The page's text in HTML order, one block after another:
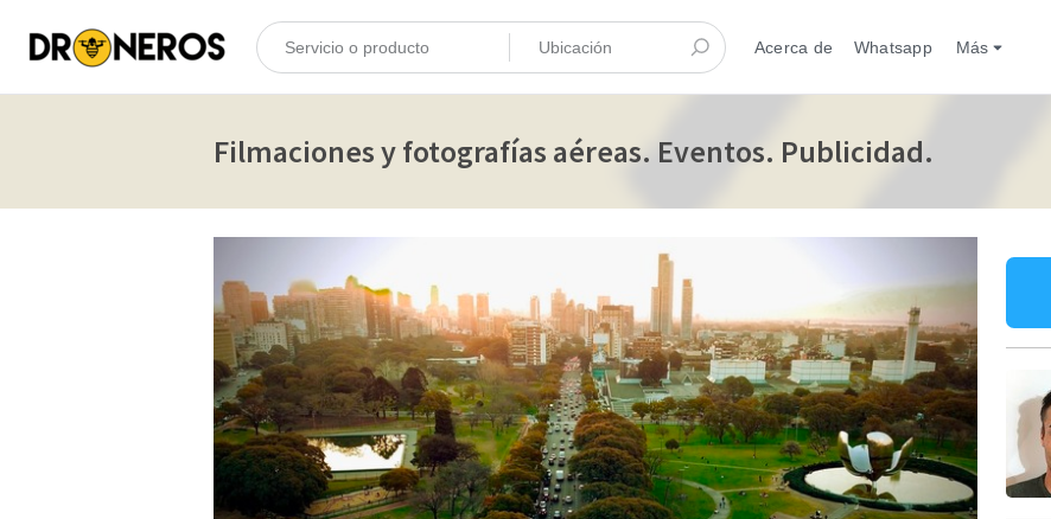
Acerca de Whatsapp Más
Filmaciones y fotografías aéreas. Eventos. Publicidad.